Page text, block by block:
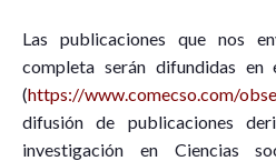
Las publicaciones que nos
completa serán difundidas
(https://www.comecso.com/
difusión de publicaciones
investigación en Ciencias